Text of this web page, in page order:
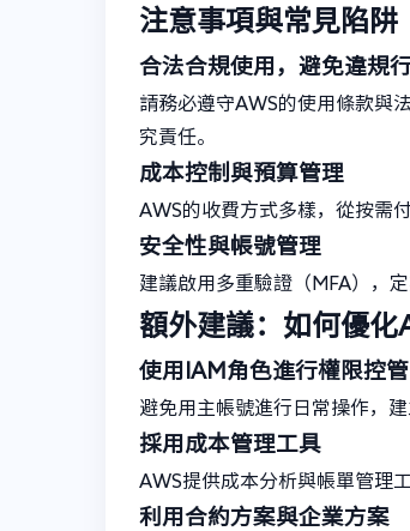
注意事項與常見陷阱
合法合規使用，避免違規
請務必遵守AWS的使用條款與
究責任。
成本控制與預算管理
AWS的收費方式多樣，從按需
安全性與帳號管理
建議啟用多重驗證（MFA），
額外建議：如何優化
使用IAM角色進行權限控管
避免用主帳號進行日常操作，
採用成本管理工具
AWS提供成本分析與帳單管理
利用合約方案與企業方案